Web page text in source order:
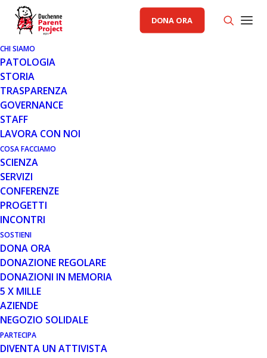
DONA ORA
CHI SIAMO
PATOLOGIA
STORIA
TRASPARENZA
GOVERNANCE
STAFF
LAVORA CON NOI
COSA FACCIAMO
SCIENZA
SERVIZI
CONFERENZE
PROGETTI
INCONTRI
SOSTIENI
DONA ORA
DONAZIONE REGOLARE
DONAZIONI IN MEMORIA
5 X MILLE
AZIENDE
NEGOZIO SOLIDALE
PARTECIPA
DIVENTA UN ATTIVISTA
GENERALE
24 FEB 2022
APPUNTAMENTO A ROMA PER
LA GIORNATA DELLE MALATTIE
RARE